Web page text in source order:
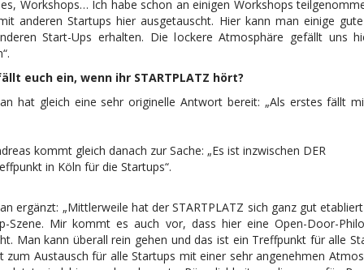
Workshops… Ich habe schon an einigen Workshops
anderen Startups hier ausgetauscht. Hier kann man einige
Start-Ups erhalten. Die lockere Atmosphäre gefällt uns
euch ein, wenn ihr STARTPLATZ hört?
hat gleich eine sehr originelle Antwort bereit: „Als erstes fällt
kommt gleich danach zur Sache: „Es ist inzwischen DER
in Köln für die Startups“.
ergänzt: „Mittlerweile hat der STARTPLATZ sich ganz gut
Szene. Mir kommt es auch vor, dass hier eine Open-Door-
Man kann überall rein gehen und das ist ein Treffpunkt für alle
zum Austausch für alle Startups mit einer sehr angenehmen